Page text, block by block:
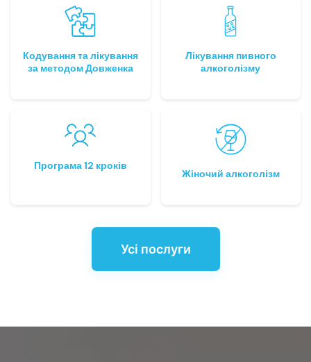
Кодування та лікування
за методом Довженка
Лікування пивного
алкоголізму
Програма 12 кроків
Жіночий алкоголізм
Усі послуги